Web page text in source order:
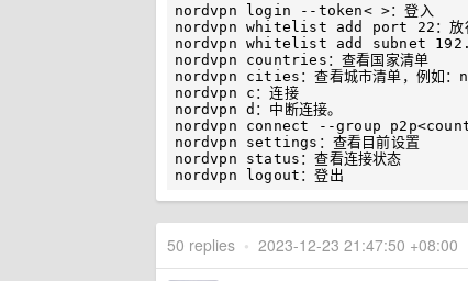
nordvpn login --token< >：登入
nordvpn whitelist add port 22：放
nordvpn whitelist add subnet
nordvpn countries：查看国家清单
nordvpn cities：查看城市清单，例
nordvpn c：连接
nordvpn d：中断连接。
nordvpn connect --group
nordvpn settings：查看目前设置
nordvpn status：查看连接状态
50 replies • 2023-12-23 21:47:50 +08:00